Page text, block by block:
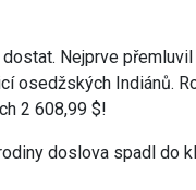
Nejprve
osedžských Indiánů.
2 608,99 $!
doslova spadl do